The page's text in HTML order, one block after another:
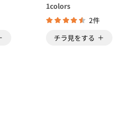
1colors
2件
チラ見をする